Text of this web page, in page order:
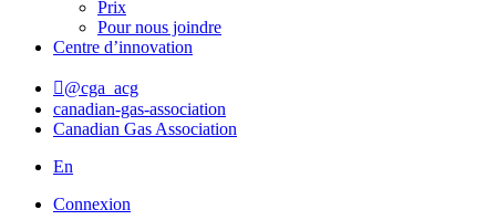
Prix
Pour nous joindre
Centre d’innovation
@cga_acg
canadian-gas-association
Canadian Gas Association
En
Connexion